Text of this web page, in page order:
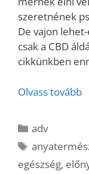
szeretnének
De vajon
csak a CBD
cikkünkben
Olvass tovább
Kategória
adv
Címkék
egészség,